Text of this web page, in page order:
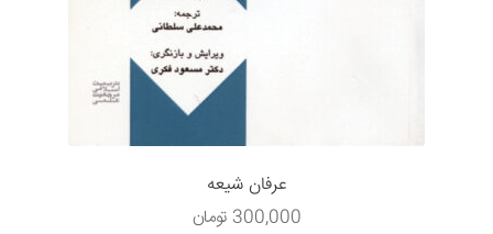
قوانین و مقررات
عرفان شیعه
300,000 تومان